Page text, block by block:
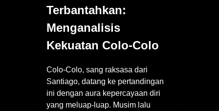
Terbantahkan:
Menganalisis
Kekuatan Colo-Colo
Colo-Colo, sang raksasa dari
Santiago, datang ke pertandingan
ini dengan aura kepercayaan diri
yang meluap-luap. Musim lalu